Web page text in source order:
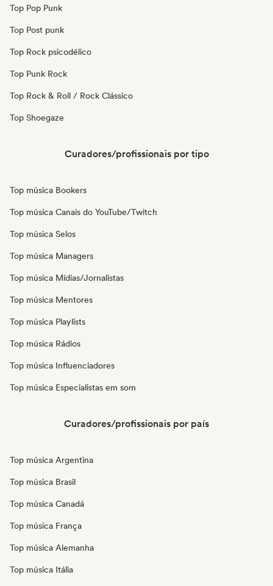
Top Pop Punk
Top Post punk
Top Rock psicodélico
Top Punk Rock
Top Rock & Roll / Rock Clássico
Top Shoegaze
Curadores/profissionais por tipo
Top música Bookers
Top música Canais do YouTube/Twitch
Top música Selos
Top música Managers
Top música Mídias/Jornalistas
Top música Mentores
Top música Playlists
Top música Rádios
Top música Influenciadores
Top música Especialistas em som
Curadores/profissionais por país
Top música Argentina
Top música Brasil
Top música Canadá
Top música França
Top música Alemanha
Top música Itália